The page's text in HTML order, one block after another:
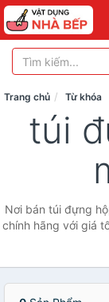
Trang chủ Từ khóa
túi
Nơi bán túi đựng
chính hãng với giá